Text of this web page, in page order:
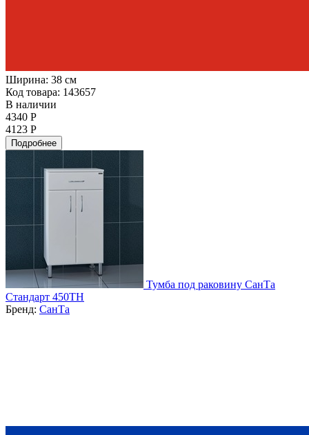
Ширина: 38 см
Код товара: 143657
В наличии
4340 Р
4123 Р
Подробнее
Тумба под раковину СанТа
Стандарт 450ТН
Бренд: СанТа